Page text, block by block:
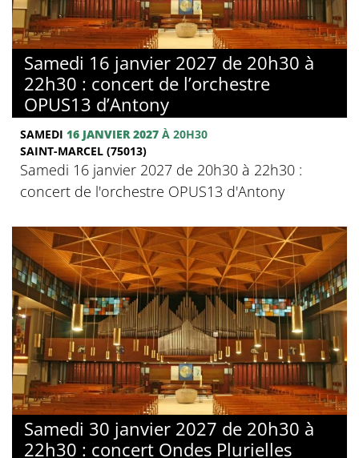
Samedi 16 janvier 2027 de 20h30 à
22h30 : concert de l’orchestre
OPUS13 d’Antony
SAMEDI 16 JANVIER 2027 À 20H30
SAINT-MARCEL (75013)
Samedi 16 janvier 2027 de 20h30 à 22h30 :
concert de l'orchestre OPUS13 d'Antony
Samedi 30 janvier 2027 de 20h30 à
22h30 : concert Ondes Plurielles